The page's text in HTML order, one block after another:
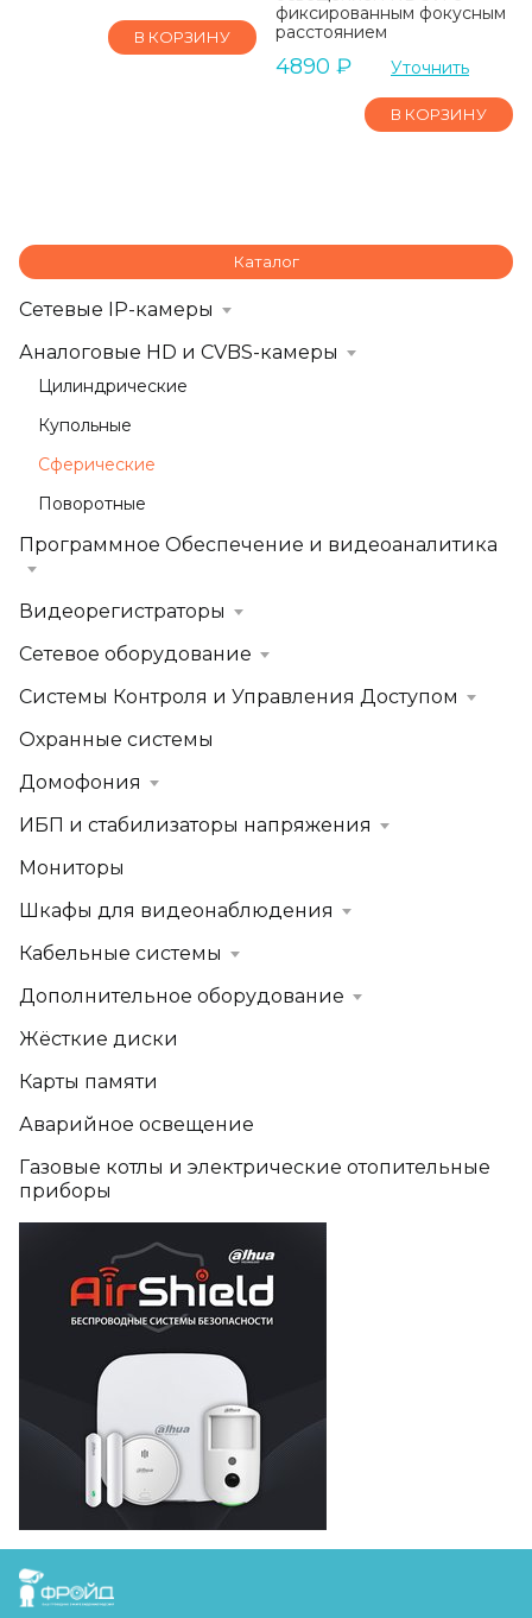
В КОРЗИНУ
фиксированным фокусным
расстоянием
4890 ₽ Уточнить
В КОРЗИНУ
Каталог
Сетевые IP-камеры
Аналоговые HD и CVBS-камеры
Цилиндрические
Купольные
Сферические
Поворотные
Программное Обеспечение и видеоаналитика
Видеорегистраторы
Сетевое оборудование
Системы Контроля и Управления Доступом
Охранные системы
Домофония
ИБП и стабилизаторы напряжения
Мониторы
Шкафы для видеонаблюдения
Кабельные системы
Дополнительное оборудование
Жёсткие диски
Карты памяти
Аварийное освещение
Газовые котлы и электрические отопительные
приборы
FreudGroup